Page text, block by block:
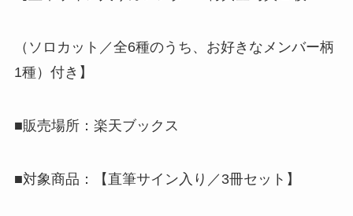
（ソロカット／全6種のうち、お好きなメンバー柄
1種）付き】
■販売場所：楽天ブックス
■対象商品：【直筆サイン入り／3冊セット】